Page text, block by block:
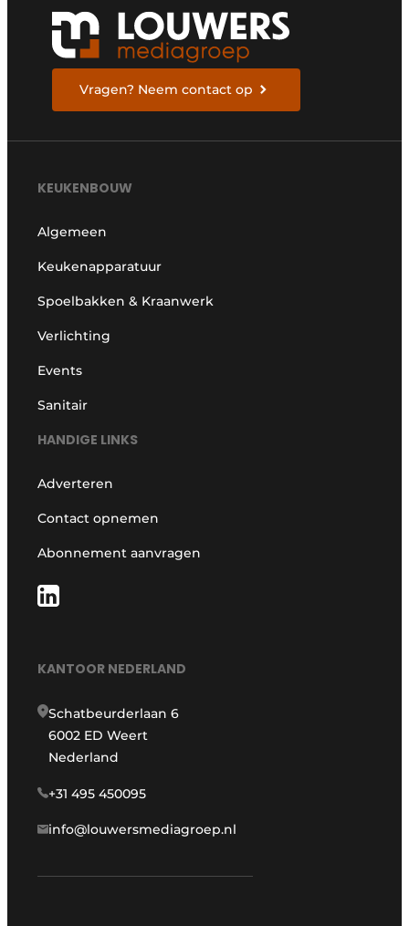
Vragen? Neem contact op
KEUKENBOUW
Algemeen
Keukenapparatuur
Spoelbakken & Kraanwerk
Verlichting
Events
Sanitair
HANDIGE LINKS
Adverteren
Contact opnemen
Abonnement aanvragen
KANTOOR NEDERLAND
Schatbeurderlaan 6
6002 ED Weert
Nederland
+31 495 450095
info@louwersmediagroep.nl